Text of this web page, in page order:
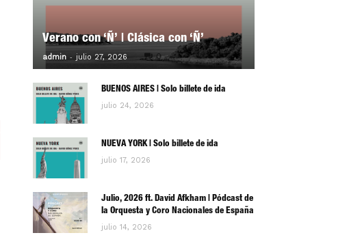
Verano con ‘Ñ’ | Clásica con ‘Ñ’
admin - julio 27, 2026 0
BUENOS AIRES | Solo billete de ida
julio 24, 2026
NUEVA YORK | Solo billete de ida
julio 17, 2026
Julio, 2026 ft. David Afkham | Pódcast de
la Orquesta y Coro Nacionales de España
julio 14, 2026